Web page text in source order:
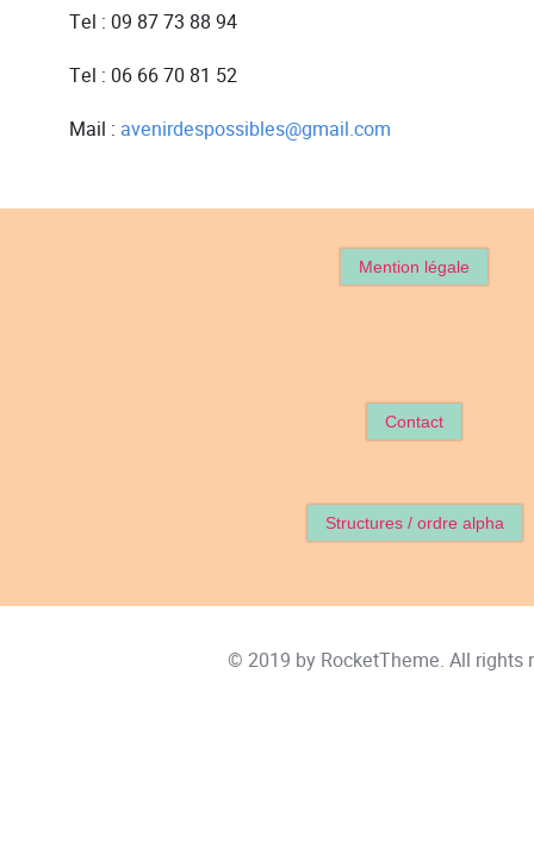
Tel : 09 87 73 88 94
Tel : 06 66 70 81 52
Mail : avenirdespossibles@gmail.com
Mention légale
Contact
Structures / ordre alpha
© 2019 by RocketTheme. All rights